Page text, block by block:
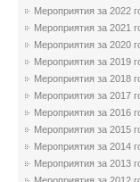
Мероприятия за 2022
Мероприятия за 2021
Мероприятия за 2020
Мероприятия за 2019
Мероприятия за 2018
Мероприятия за 2017
Мероприятия за 2016
Мероприятия за 2015
Мероприятия за 2014
Мероприятия за 2013